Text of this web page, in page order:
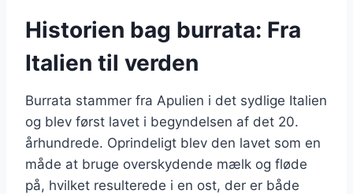
Historien bag burrata: Fra
Italien til verden
Burrata stammer fra Apulien i det sydlige Italien
og blev først lavet i begyndelsen af det 20.
århundrede. Oprindeligt blev den lavet som en
måde at bruge overskydende mælk og fløde
på, hvilket resulterede i en ost, der er både